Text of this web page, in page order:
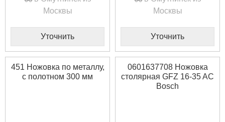
Москвы
Уточнить
Москвы
Уточнить
451 Ножовка по металлу,
с полотном 300 мм
0601637708 Ножовка
столярная GFZ 16-35 AC
Bosch